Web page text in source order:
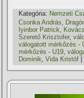
Kategória: Nemzeti
Csonka András
Iyinbor Patrick
Szerető Krisztofer,
válogatott mérkőzés -
mérkőzés - U19 ,
Dominik,Vida Kristóf